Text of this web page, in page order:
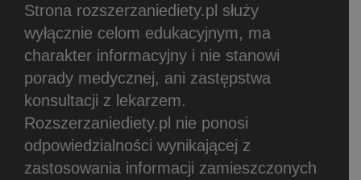
Strona rozszerzaniediety.pl służy
wyłącznie celom edukacyjnym, ma
charakter informacyjny i nie stanowi
porady medycznej, ani zastępstwa
konsultacji z lekarzem.
Rozszerzaniediety.pl nie ponosi
odpowiedzialności wynikającej z
zastosowania informacji zamieszczonych